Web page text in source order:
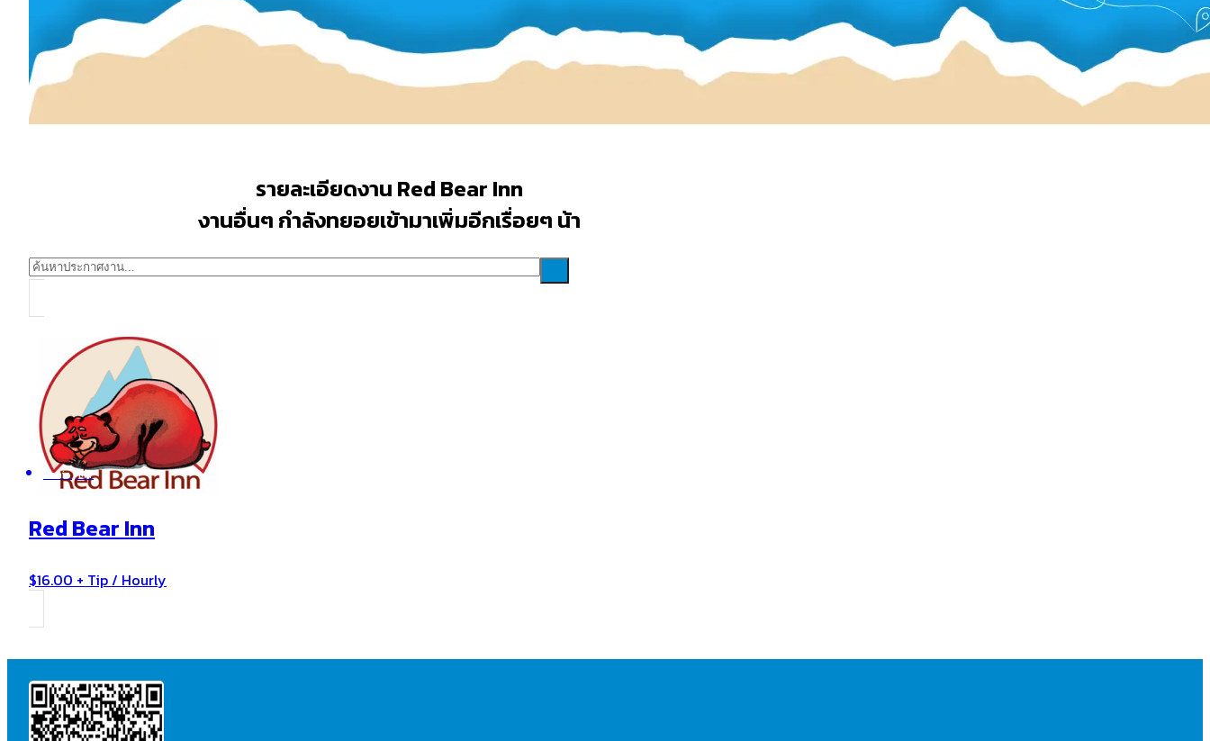
รายละเอียดงาน Red Bear Inn
งานอื่นๆ กำลังทยอยเข้ามาเพิ่มอีกเรื่อยๆ น้า
Ennis , MT
Red Bear Inn
$16.00 + Tip / Hourly